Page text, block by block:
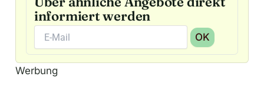
l
t
Werbung